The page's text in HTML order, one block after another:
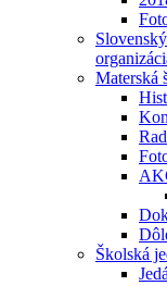
Materská
Školská